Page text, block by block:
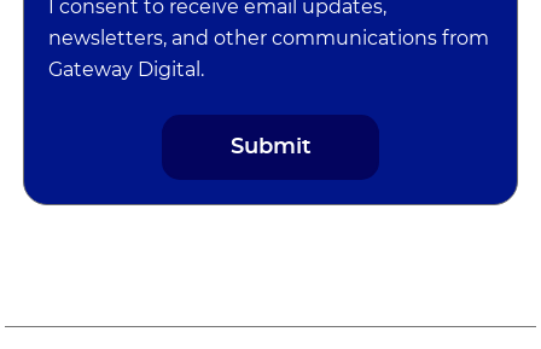
I consent to receive email updates,
newsletters, and other communications from
Gateway Digital.